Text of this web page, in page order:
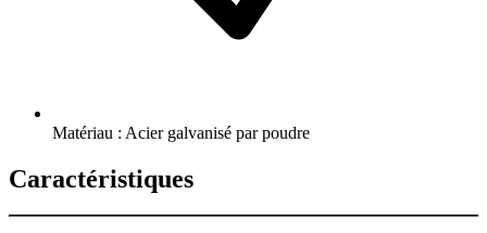
Matériau : Acier galvanisé par poudre
Caractéristiques